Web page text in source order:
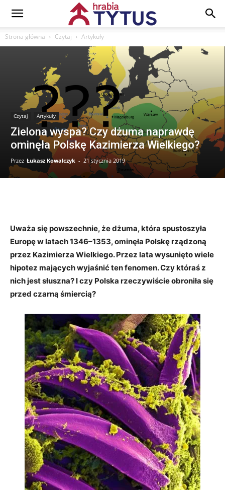
Strona główna Czytaj Artykuły
Czytaj Artykuły
Zielona wyspa? Czy dżuma naprawdę
ominęła Polskę Kazimierza Wielkiego?
Przez Łukasz Kowalczyk - 21 stycznia 2019
Uważa się powszechnie, że dżuma, która spustoszyła
Europę w latach 1346–1353, ominęła Polskę rządzoną
przez Kazimierza Wielkiego. Przez lata wysunięto wiele
hipotez mających wyjaśnić ten fenomen. Czy któraś z
nich jest słuszna? I czy Polska rzeczywiście obroniła się
przed czarną śmiercią?